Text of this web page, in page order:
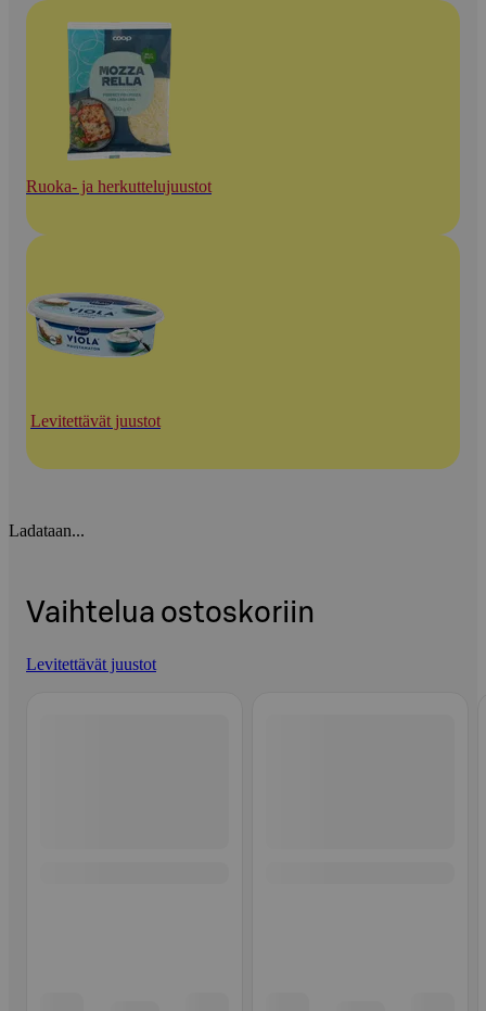
Ruoka- ja herkuttelujuustot
Levitettävät juustot
Ladataan...
Vaihtelua ostoskoriin
Levitettävät juustot